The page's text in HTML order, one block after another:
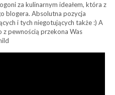
za kulinarnym ideałem, która z
blogera. Absolutna pozycja
i tych niegotujących także :) A
z pewnością przekona Was